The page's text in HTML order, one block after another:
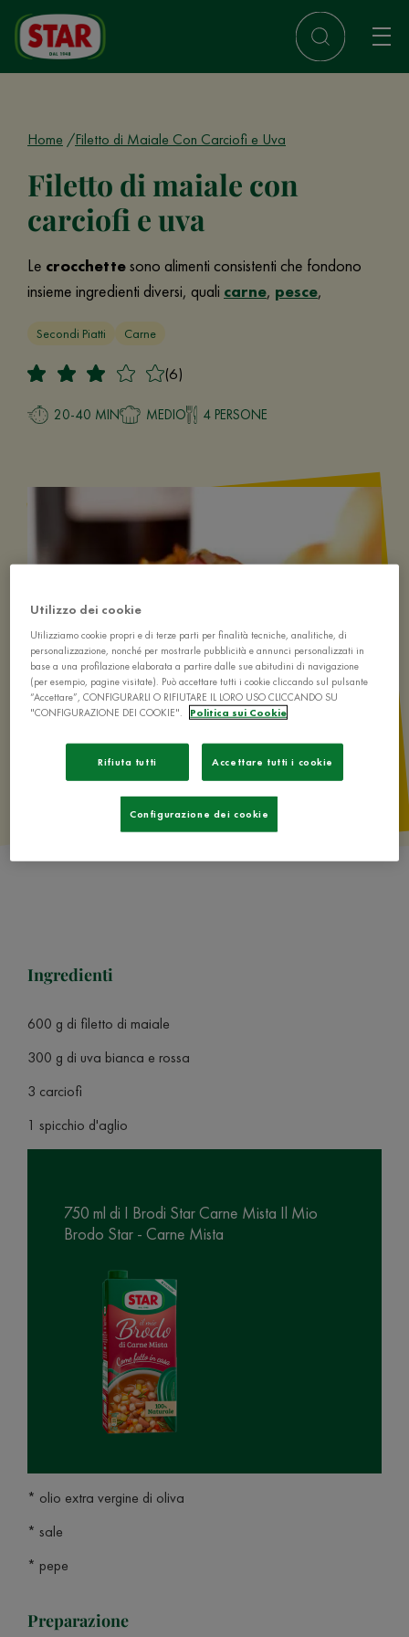
Home Filetto di Maiale Con Carciofi e Uva
Filetto di maiale con
carciofi e uva
Le crocchettesono alimenti consistenti che fondono
insieme ingredienti diversi, quali carne, pesce,
Secondi Piatti Carne
(6)
20-40 MIN MEDIO 4 PERSONE
Ingredienti
600 g di filetto di maiale
300 g di uva bianca e rossa
3 carciofi
1 spicchio d'aglio
750 ml di I Brodi Star Carne Mista Il Mio
Brodo Star - Carne Mista
* olio extra vergine di oliva
* sale
* pepe
Preparazione
Utilizzo dei cookie
Utilizziamo cookie propri e di terze parti per finalità tecniche, analitiche, di
personalizzazione, nonché per mostrarle pubblicità e annunci personalizzati in
base a una profilazione elaborata a partire dalle sue abitudini di navigazione
(per esempio, pagine visitate). Può accettare tutti i cookie cliccando sul pulsante
“Accettare”, CONFIGURARLI O RIFIUTARE IL LORO USO CLICCANDO SU
"CONFIGURAZIONE DEI COOKIE".
Politica sui Cookie
Rifiuta tutti Accettare tutti i cookie
Configurazione dei cookie